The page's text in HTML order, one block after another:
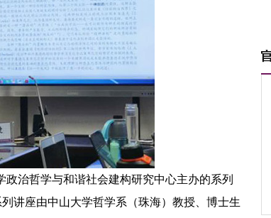
政治哲学与和谐社会建构研究中心主办的系列
座由中山大学哲学系（珠海）教授、博士生